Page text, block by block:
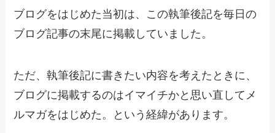
ブログをはじめた当初は、この執筆後記を毎日の
ブログ記事の末尾に掲載していました。
ただ、執筆後記に書きたい内容を考えたときに、
ブログに掲載するのはイマイチかと思い直してメ
ルマガをはじめた。という経緯があります。